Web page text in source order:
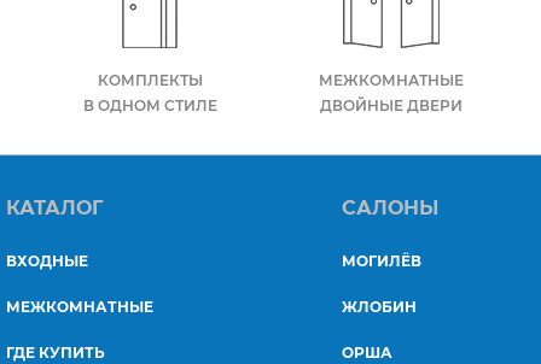
КОМПЛЕКТЫ
В ОДНОМ СТИЛЕ
МЕЖКОМНАТНЫЕ
ДВОЙНЫЕ ДВЕРИ
КАТАЛОГ
ВХОДНЫЕ
МЕЖКОМНАТНЫЕ
ГДЕ КУПИТЬ
САЛОНЫ
МОГИЛЁВ
ЖЛОБИН
ОРША